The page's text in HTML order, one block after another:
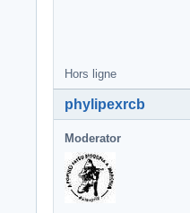
Hors ligne
phylipexrcb
Moderator